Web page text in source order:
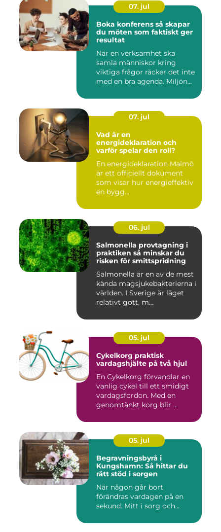
07. jul
Boka konferens så skapar
du möten som faktiskt ger
resultat
När en verksamhet ska
samla människor kring
viktiga frågor räcker det inte
med en bra agenda. Miljön...
07. jul
Vad är en
energideklaration och
varför spelar den roll?
En energideklaration Malmö
är ett officiellt dokument
som visar hur energieffektiv
en bygg...
06. jul
Salmonella provtagning i
praktiken så minskar du
risken för smittspridning
Salmonella är en av de mest
kända magsjukebakterierna i
världen. I Sverige är läget
relativt gott, m...
05. jul
Cykelkorg praktisk
vardagshjälte på två hjul
En Cykelkorg förvandlar en
vanlig cykel till ett smidigt
vardagsfordon. Med en
genomtänkt korg blir ...
05. jul
Begravningsbyrå i
Kungshamn: Så hittar du
rätt stöd i sorgen
När någon går bort
förändras vardagen på en
sekund. Mitt i sorg och...